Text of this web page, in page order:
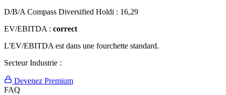
D/B/A Compass Diversified Holdi : 16,29
EV/EBITDA : correct
L'EV/EBITDA est dans une fourchette standard.
Secteur Industrie :
Devenez Premium
FAQ